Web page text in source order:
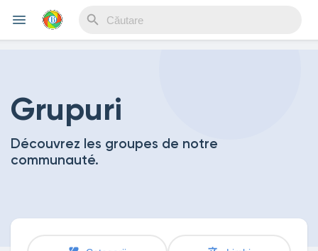
Discover Events
Grupuri
Découvrez les groupes de notre
communauté.